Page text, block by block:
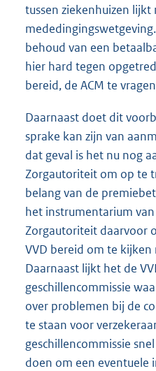
tussen ziekenhuizen
behoud van een
hier hard tegen
bereid, de ACM te
Daarnaast doet dit
sprake kan zijn van
dat geval is het nu nog
Zorgautoriteit om op te
belang van de
het instrumentarium
Zorgautoriteit daarvoor
VVD bereid om te
Daarnaast lijkt het de
geschillencommissie
over problemen bij de
te staan voor
geschillencommissie
doen om een eventuele